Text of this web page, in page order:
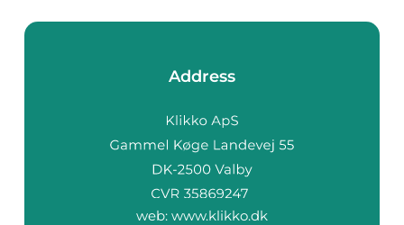
Address
web: www.klikko.dk